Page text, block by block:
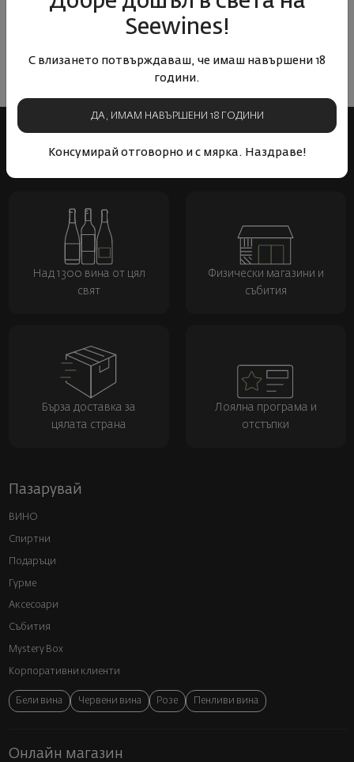
Все още няма ревюта на този продукт
Напишете първото ревю
ОСТАВЕТЕ ВАШЕТО МНЕНИЕ
Seewines!
С влизането потвърждаваш, че имаш навършени 18
години.
ДА, ИМАМ НАВЪРШЕНИ 18 ГОДИНИ
Консумирай отговорно и с мярка. Наздраве!
Над 1300 вина от цял
свят
Физически магазини и
събития
Бърза доставка за
цялата страна
Лоялна програма и
отстъпки
Пазарувай
ВИНО
Спиртни
Подаръци
Гурме
Аксесоари
Събития
Mystery Box
Корпоративни клиенти
Бели вина Червени вина Розе Пенливи вина
Онлайн магазин